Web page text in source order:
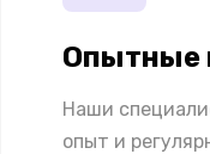
Опытные
Наши
опыт и